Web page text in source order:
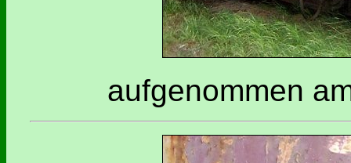
aufgenommen